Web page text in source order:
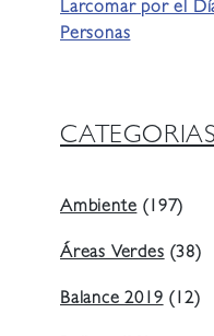
Larcomar por el
Personas
Ambiente(197)
Áreas Verdes(38)
Balance 2019(12)